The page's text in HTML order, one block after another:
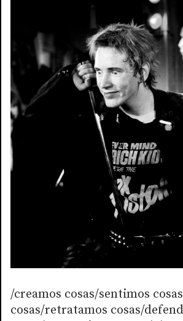
/creamos cosas/sentimos
cosas/retratamos cosas/